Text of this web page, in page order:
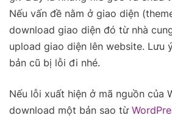
Nếu vấn đề nằm ở giao diện
download giao diện đó từ nhà
upload giao diện lên website. Lưu
bản cũ bị lỗi đi nhé.
Nếu lỗi xuất hiện ở mã nguồn của
download một bản sao từ